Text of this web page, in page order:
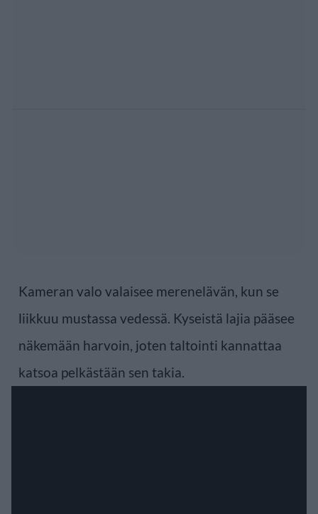
Kameran valo valaisee merenelävän, kun se
liikkuu mustassa vedessä. Kyseistä lajia pääsee
näkemään harvoin, joten taltointi kannattaa
katsoa pelkästään sen takia.